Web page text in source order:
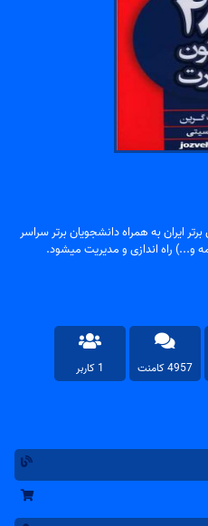
ایران به همراه دانشجویان برتر سراسر
و...) راه اندازی و مدیریت میشود.
4957 کامنت 1 کاربر